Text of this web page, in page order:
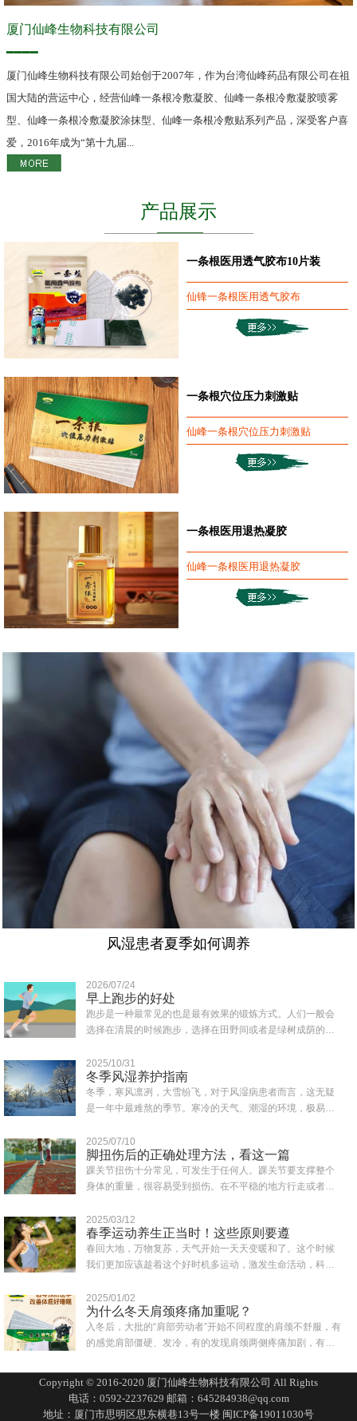
厦门仙峰生物科技有限公司
━━━━
厦门仙峰生物科技有限公司始创于2007年，作为台湾仙峰药品有限公司在祖
国大陆的营运中心，经营仙峰一条根冷敷凝胶、仙峰一条根冷敷凝胶喷雾
型、仙峰一条根冷敷凝胶涂抹型、仙峰一条根冷敷贴系列产品，深受客户喜
爱，2016年成为“第十九届...
产品展示
一条根医用透气胶布10片装
仙锋一条根医用透气胶布
一条根穴位压力刺激贴
仙峰一条根穴位压力刺激贴
一条根医用退热凝胶
仙峰一条根医用退热凝胶
风湿患者夏季如何调养
2026/07/24
早上跑步的好处
跑步是一种最常见的也是最有效果的锻炼方式。人们一般会
选择在清晨的时候跑步，选择在田野间或者是绿树成荫的地
2025/10/31
冬季风湿养护指南
冬季，寒风凛冽，大雪纷飞，对于风湿病患者而言，这无疑
是一年中最难熬的季节。寒冷的天气、潮湿的环境，极易诱
2025/07/10
脚扭伤后的正确处理方法，看这一篇
踝关节扭伤十分常见，可发生于任何人。踝关节要支撑整个
身体的重量，很容易受到损伤。在不平稳的地方行走或者鞋
2025/03/12
春季运动养生正当时！这些原则要遵
春回大地，万物复苏，天气开始一天天变暖和了。这个时候
我们更加应该趁着这个好时机多运动，激发生命活动，科学
2025/01/02
为什么冬天肩颈疼痛加重呢？
入冬后，大批的“肩部劳动者”开始不同程度的肩颈不舒服，有
的感觉肩部僵硬、发冷，有的发现肩颈两侧疼痛加剧，有的
Copyright © 2016-2020 厦门仙峰生物科技有限公司 All Rights
电话：0592-2237629 邮箱：645284938@qq.com
地址：厦门市思明区思东横巷13号一楼 闽ICP备19011030号